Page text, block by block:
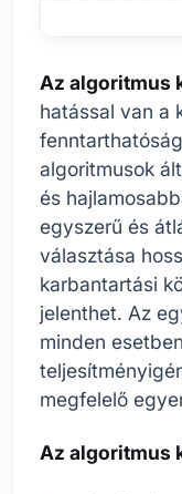
Az algoritmus
hatással van a
algoritmusok
és
egyszerű és
választása
karbantartási
jelenthet. Az
minden
megfelelő
Az algoritmus